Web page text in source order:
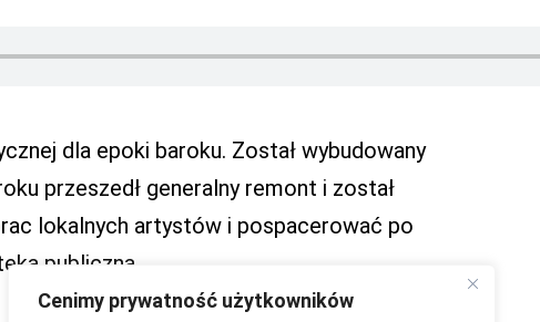
Cenimy prywatność użytkowników
dla epoki baroku. Został wybudowany
przeszedł generalny remont i został
lokalnych artystów i pospacerować po
publiczna.